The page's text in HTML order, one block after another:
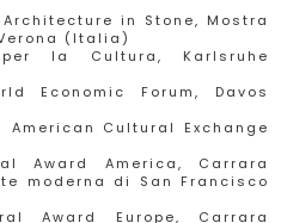
in Stone, Mostra
(Italia)
per la Cultura, Karlsruhe
Economic Forum, Davos
American Cultural Exchange
Award America, Carrara
moderna di San Francisco
Award Europe, Carrara